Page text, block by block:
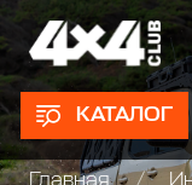
КАТАЛОГ
Главная